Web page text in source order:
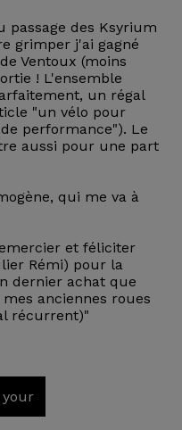
passage des Ksyrium
grimper j'ai gagné
Ventoux (moins
! L'ensemble
un régal
"un vélo pour
performance"). Le
aussi pour une part
qui me va à
et féliciter
Rémi) pour la
dernier achat que
anciennes roues
récurrent)"